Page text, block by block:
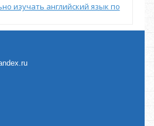
изучать английский язык по